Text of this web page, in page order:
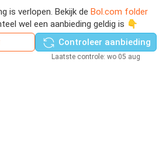
is verlopen. Bekijk de Bol.com folder
wel een aanbieding geldig is 👇
Controleer aanbieding
Laatste controle: wo 05 aug